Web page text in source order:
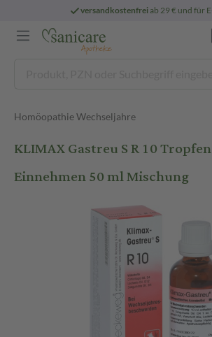
versandkostenfreiab 29 € und für
Homöopathie Wechseljahre
KLIMAX Gastreu S R 10
Einnehmen 50 ml Mischung